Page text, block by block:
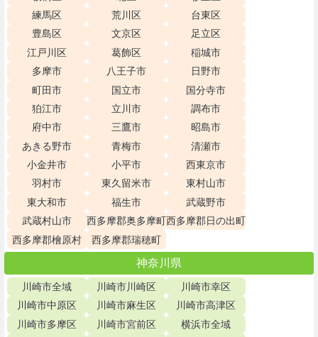
練馬区
荒川区
台東区
豊島区
文京区
足立区
江戸川区
葛飾区
稲城市
多摩市
八王子市
日野市
町田市
国立市
国分寺市
狛江市
立川市
調布市
府中市
三鷹市
昭島市
あきる野市
青梅市
清瀬市
小金井市
小平市
西東京市
羽村市
東久留米市
東村山市
東大和市
福生市
武蔵野市
武蔵村山市
西多摩郡奥多摩町西多摩郡日の出町
西多摩郡檜原村
西多摩郡瑞穂町
神奈川県
川崎市全域 川崎市川崎区
川崎市幸区
川崎市中原区
川崎市麻生区
川崎市高津区
川崎市多摩区
川崎市宮前区 横浜市全域